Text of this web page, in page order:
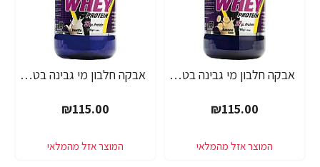
אבקה חלבון מי גבינה בטעם בננה פאוורטק בד"ץ 700 גרם - מבית PowerTech Nutrition
₪115.00
אבקה חלבון מי גבינה בטעם וניל פאוורטק בד"ץ 700 גרם - מבית PowerTech Nutrition
₪115.00